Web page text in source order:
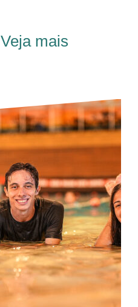
Veja mais